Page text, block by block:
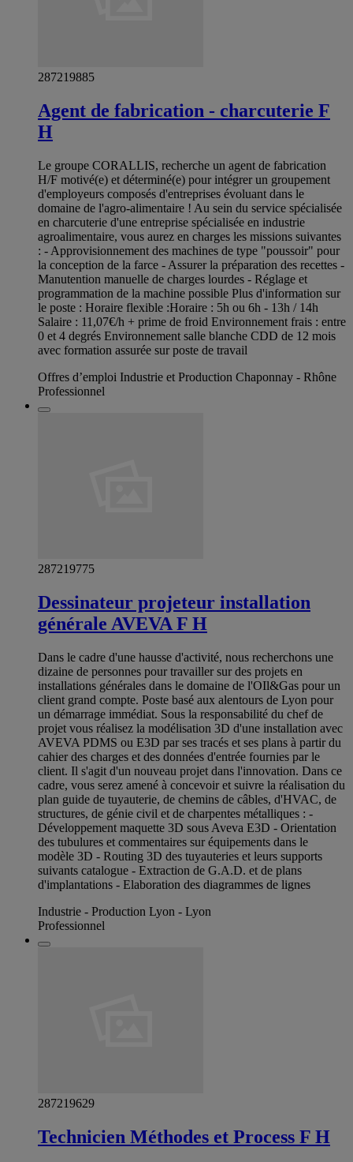
287219885
Agent de fabrication - charcuterie F
H
Le groupe CORALLIS, recherche un agent de fabrication
H/F motivé(e) et déterminé(e) pour intégrer un groupement
d'employeurs composés d'entreprises évoluant dans le
domaine de l'agro-alimentaire ! Au sein du service spécialisée
en charcuterie d'une entreprise spécialisée en industrie
agroalimentaire, vous aurez en charges les missions suivantes
: - Approvisionnement des machines de type "poussoir" pour
la conception de la farce - Assurer la préparation des recettes -
Manutention manuelle de charges lourdes - Réglage et
programmation de la machine possible Plus d'information sur
le poste : Horaire flexible :Horaire : 5h ou 6h - 13h / 14h
Salaire : 11,07€/h + prime de froid Environnement frais : entre
0 et 4 degrés Environnement salle blanche CDD de 12 mois
avec formation assurée sur poste de travail
Offres d’emploi Industrie et Production Chaponnay - Rhône
Professionnel
287219775
Dessinateur projeteur installation
générale AVEVA F H
Dans le cadre d'une hausse d'activité, nous recherchons une
dizaine de personnes pour travailler sur des projets en
installations générales dans le domaine de l'OIl&Gas pour un
client grand compte. Poste basé aux alentours de Lyon pour
un démarrage immédiat. Sous la responsabilité du chef de
projet vous réalisez la modélisation 3D d'une installation avec
AVEVA PDMS ou E3D par ses tracés et ses plans à partir du
cahier des charges et des données d'entrée fournies par le
client. Il s'agit d'un nouveau projet dans l'innovation. Dans ce
cadre, vous serez amené à concevoir et suivre la réalisation du
plan guide de tuyauterie, de chemins de câbles, d'HVAC, de
structures, de génie civil et de charpentes métalliques : -
Développement maquette 3D sous Aveva E3D - Orientation
des tubulures et commentaires sur équipements dans le
modèle 3D - Routing 3D des tuyauteries et leurs supports
suivants catalogue - Extraction de G.A.D. et de plans
d'implantations - Elaboration des diagrammes de lignes
Industrie - Production Lyon - Lyon
Professionnel
287219629
Technicien Méthodes et Process F H